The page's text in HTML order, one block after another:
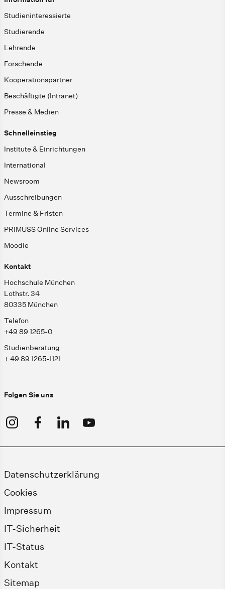
Studieninteressierte
Studierende
Lehrende
Forschende
Kooperationspartner
Beschäftigte (Intranet)
Presse & Medien
Schnelleinstieg
Institute & Einrichtungen
International
Newsroom
Ausschreibungen
Termine & Fristen
PRIMUSS Online Services
Moodle
Kontakt
Hochschule München
Lothstr. 34
80335 München
Telefon
+49 89 1265-0
Studienberatung
+ 49 89 1265-1121
Folgen Sie uns
Datenschutzerklärung
Cookies
Impressum
IT-Sicherheit
IT-Status
Kontakt
Sitemap